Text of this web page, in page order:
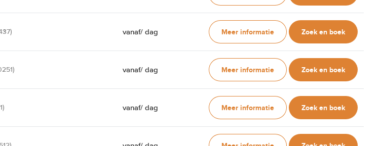
vanaf/ dag Meer informatie Zoek en boek
vanaf/ dag Meer informatie Zoek en boek
vanaf/ dag Meer informatie Zoek en boek